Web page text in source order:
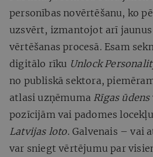
personības novērtēšanu, ko
uzsvērt, izmantojot arī jaunus
vērtēšanas procesā. Esam
digitālo rīku Unlock
no publiskā sektora,
atlasi uzņēmuma Rīgas ūdens
pozīcijām vai padomes
Latvijas loto. Galvenais – vai
var sniegt vērtējumu par